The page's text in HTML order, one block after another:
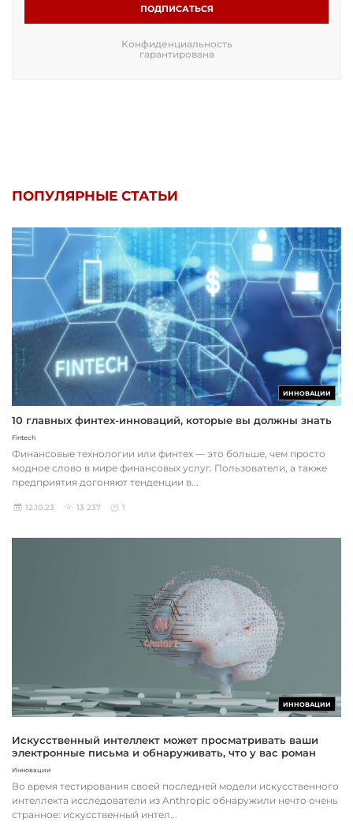
ПОДПИСАТЬСЯ
Конфиденциальность
гарантирована
ПОПУЛЯРНЫЕ СТАТЬИ
ИННОВАЦИИ
10 главных финтех-инноваций, которые вы должны знать
Fintech
Финансовые технологии или финтех — это больше, чем просто
модное слово в мире финансовых услуг. Пользователи, а также
предприятия догоняют тенденции в...
12.10.23 13 237 1
ИННОВАЦИИ
Искусственный интеллект может просматривать ваши
электронные письма и обнаруживать, что у вас роман
Инновации
Во время тестирования своей последней модели искусственного
интеллекта исследователи из Anthropic обнаружили нечто очень
странное: искусственный интел...